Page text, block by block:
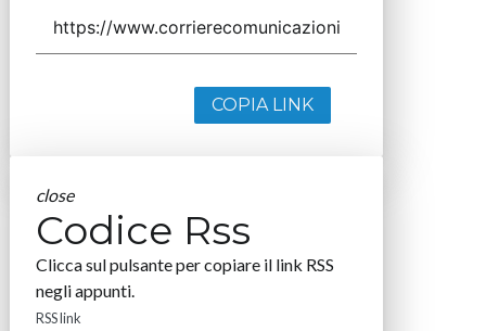
COPIA LINK
close
Codice Rss
Clicca sul pulsante per copiare il link RSS
negli appunti.
RSS link